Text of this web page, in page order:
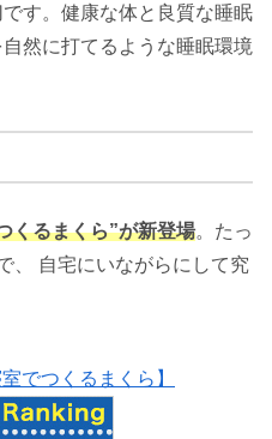
す。健康な体と良質な睡眠
然に打てるような睡眠環境
くるまくら”が新登場。たっ
、 自宅にいながらにして究
でつくるまくら】